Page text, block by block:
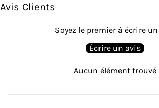
Avis Clients
Soyez le premier à écrire
Écrire un avis
Aucun élément trouvé